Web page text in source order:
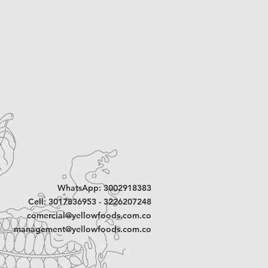
WhatsApp: 3002918383
Cell: 3017836953 - 3226207248
comercial@yellowfoods.com.co
management@yellowfoods.com.co